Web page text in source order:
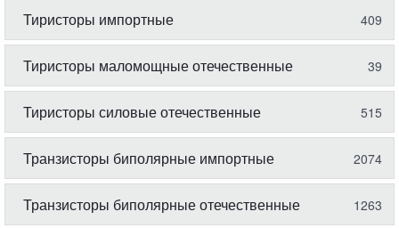
Тиристоры импортные 409
Тиристоры маломощные отечественные 39
Тиристоры силовые отечественные 515
Транзисторы биполярные импортные 2074
Транзисторы биполярные отечественные 1263